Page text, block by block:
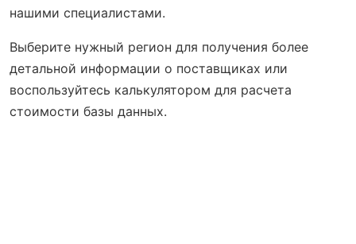
нашими специалистами.
Выберите нужный регион для получения более
детальной информации о поставщиках или
воспользуйтесь калькулятором для расчета
стоимости базы данных.